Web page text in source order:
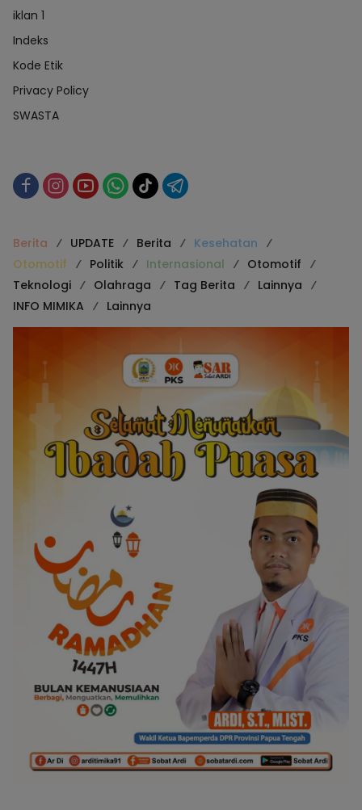
iklan 1
Indeks
Kode Etik
Privacy Policy
SWASTA
Berita UPDATE Berita
Kesehatan
Otomotif
Politik Internasional
Otomotif
Teknologi
Olahraga Tag Berita
Lainnya
INFO MIMIKA
Lainnya